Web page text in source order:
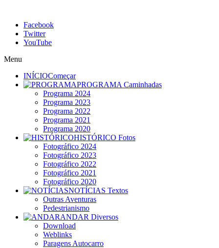
Facebook
Twitter
YouTube
Menu
INÍCIOComeçar
PROGRAMA Caminhadas
Programa 2024
Programa 2023
Programa 2022
Programa 2021
Programa 2020
HISTÓRICO Fotos
Fotográfico 2024
Fotográfico 2023
Fotográfico 2022
Fotográfico 2021
Fotográfico 2020
NOTÍCIAS Textos
Outras Aventuras
Pedestrianismo
ANDAR Diversos
Download
Weblinks
Paragens Autocarro